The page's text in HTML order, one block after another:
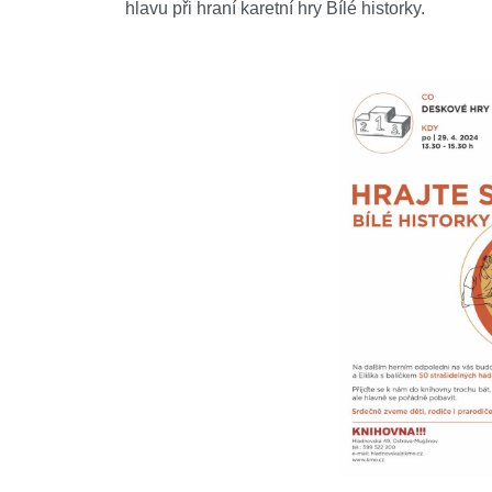
hlavu při hraní karetní hry Bílé historky.